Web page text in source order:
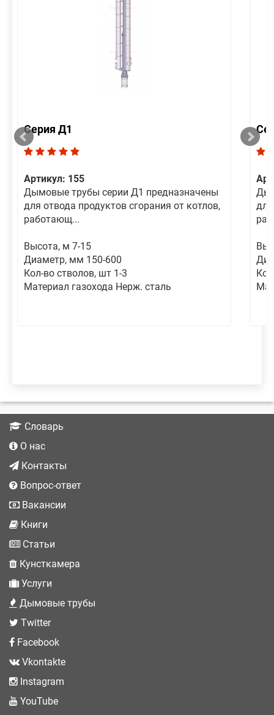
Серия Д1
Артикул: 155
Дымовые трубы серии Д1 предназначены
для отвода продуктов сгорания от котлов,
работающ...
Высота, м 7-15
Диаметр, мм 150-600
Кол-во стволов, шт 1-3
Материал газохода Нерж. сталь
Словарь
О нас
Контакты
Вопрос-ответ
Вакансии
Книги
Статьи
Кунсткамера
Услуги
Дымовые трубы
Twitter
Facebook
Vkontakte
Instagram
YouTube